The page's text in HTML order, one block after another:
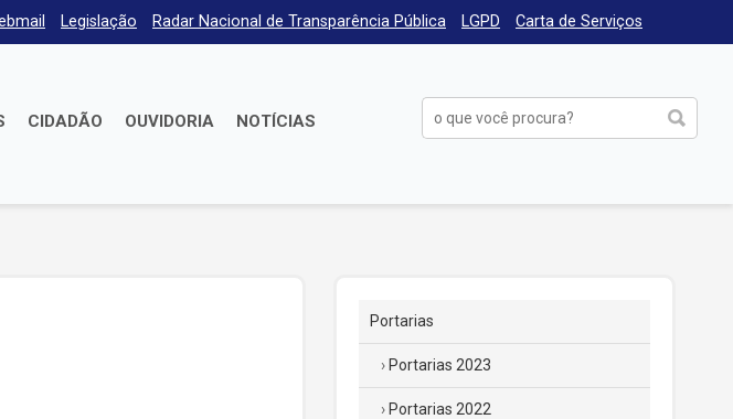
Legislação Radar Nacional de Transparência Pública LGPD Carta de Serviços
CIDADÃO OUVIDORIA NOTÍCIAS
Portarias
Portarias 2023
Portarias 2022